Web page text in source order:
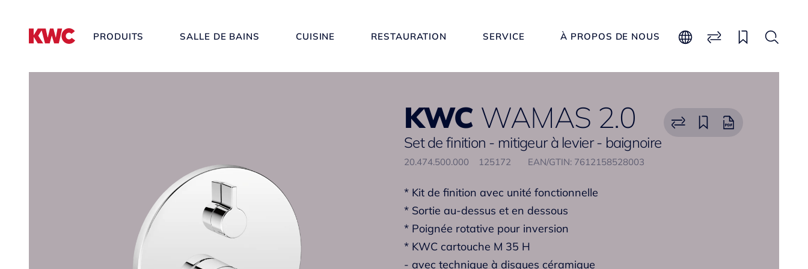
PRODUITS SALLE DE BAINS CUISINE RESTAURATION SERVICE À PROPOS DE NOUS
KWC WAMAS 2.0
Set de finition - mitigeur à levier - baignoire
20.474.500.000 125172 EAN/GTIN: 7612158528003
* Kit de finition avec unité fonctionnelle
* Sortie au-dessus et en dessous
* Poignée rotative pour inversion
* KWC cartouche M 35 H
- avec technique à disques céramique